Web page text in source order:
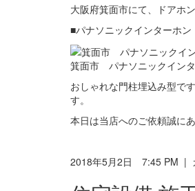
大阪府箕面市にて、ドアホ
■パナソニックインターホ
箕面市 パナソニックイン
おしゃれな門柱埋込み型で
す。
本日は当店へのご依頼誠に
2018年5月2日 7:45 PM |